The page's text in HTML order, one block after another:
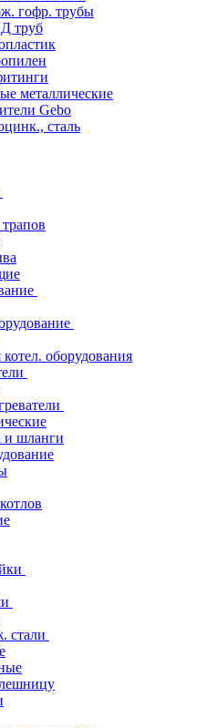
гофр. трубы
труб
металлические
Gebo
сталь
оборудования
и шланги
стали